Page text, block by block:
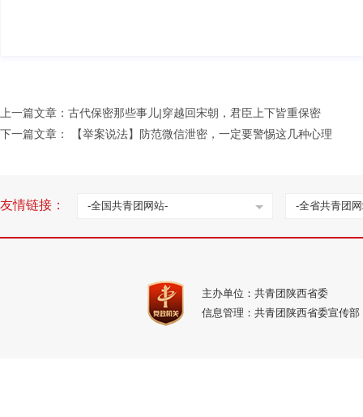
上一篇文章： 古代保密那些事儿|穿越回宋朝，君臣上下皆重保密
下一篇文章：
【举案说法】防范微信泄密，一定要警惕这几种心理
友情链接： -全国共青团网站- -全省共青团
主办单位：共青团陕西省委
信息管理：共青团陕西省委宣传部